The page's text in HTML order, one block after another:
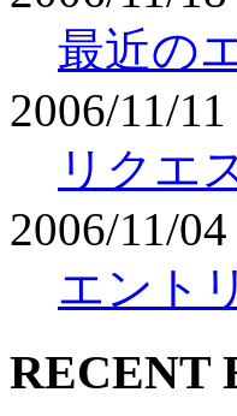
最近の
2006/11/11
リクエ
2006/11/04
エント
RECENT